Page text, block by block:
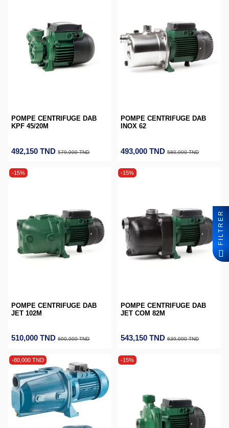
POMPE CENTRIFUGE DAB
KPF 45/20M
492,150 TND579,000 TND
POMPE CENTRIFUGE DAB
INOX 62
493,000 TND580,000 TND
-15%
POMPE CENTRIFUGE DAB
JET 102M
510,000 TND600,000 TND
-15%
POMPE CENTRIFUGE DAB
JET COM 82M
543,150 TND639,000 TND
-80,000 TND -15%
FILTRER